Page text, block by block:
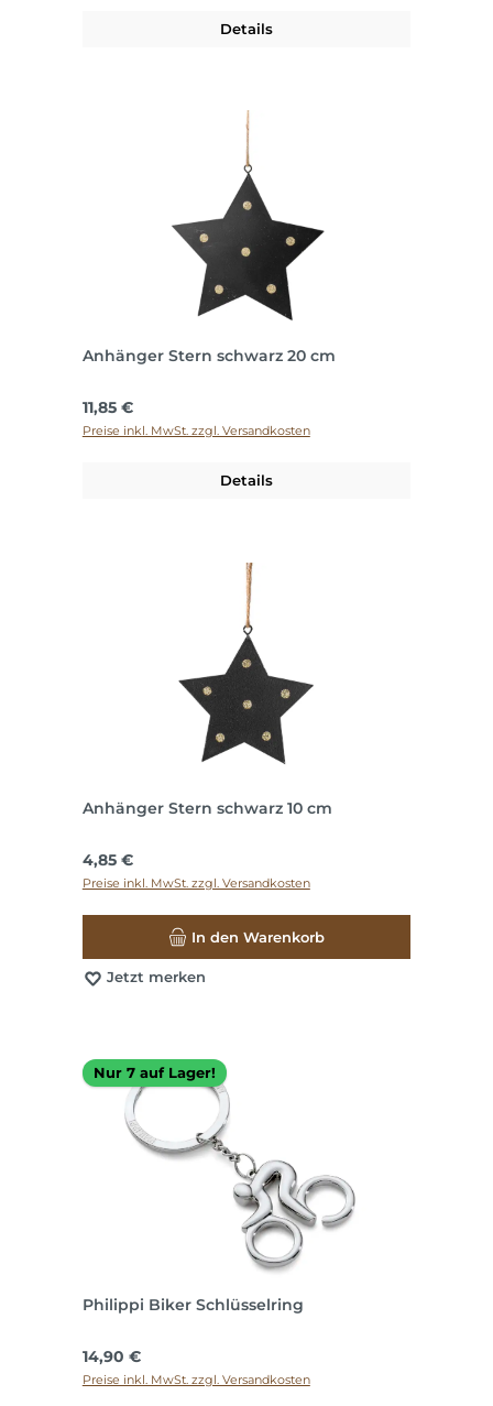
Details
Anhänger Stern schwarz 20 cm
Regulärer Preis:
11,85 €
Preise inkl. MwSt. zzgl. Versandkosten
Details
Anhänger Stern schwarz 10 cm
Regulärer Preis:
4,85 €
Preise inkl. MwSt. zzgl. Versandkosten
In den Warenkorb
Jetzt merken
Nur 7 auf Lager!
Philippi Biker Schlüsselring
Regulärer Preis:
14,90 €
Preise inkl. MwSt. zzgl. Versandkosten